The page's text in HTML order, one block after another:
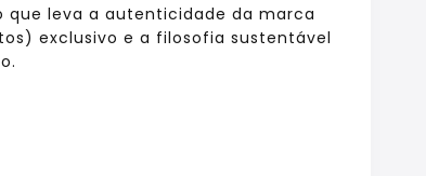
que leva a autenticidade da marca
exclusivo e a filosofia sustentável